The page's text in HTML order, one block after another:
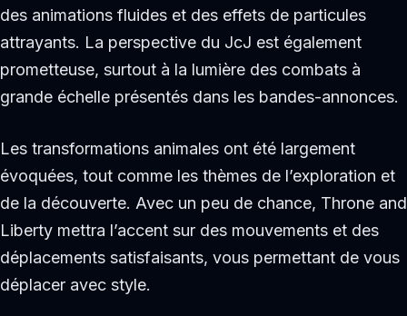
des animations fluides et des effets de particules
attrayants. La perspective du JcJ est également
prometteuse, surtout à la lumière des combats à
grande échelle présentés dans les bandes-annonces.
Les transformations animales ont été largement
évoquées, tout comme les thèmes de l’exploration et
de la découverte. Avec un peu de chance, Throne and
Liberty mettra l’accent sur des mouvements et des
déplacements satisfaisants, vous permettant de vous
déplacer avec style.